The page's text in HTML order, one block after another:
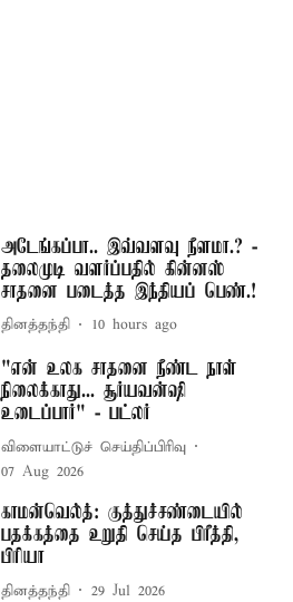
அடேங்கப்பா.. இவ்வளவு நீளமா.? -
தலைமுடி வளர்ப்பதில் கின்னஸ்
சாதனை படைத்த இந்தியப் பெண்.!
தினத்தந்தி 10 hours ago
"என் உலக சாதனை நீண்ட நாள்
நிலைக்காது... சூர்யவன்ஷி
உடைப்பார்" - பட்லர்
விளையாட்டுச் செய்திப்பிரிவு
07 Aug 2026
காமன்வெல்த்: குத்துச்சண்டையில்
பதக்கத்தை உறுதி செய்த பிரீத்தி,
பிரியா
தினத்தந்தி 29 Jul 2026